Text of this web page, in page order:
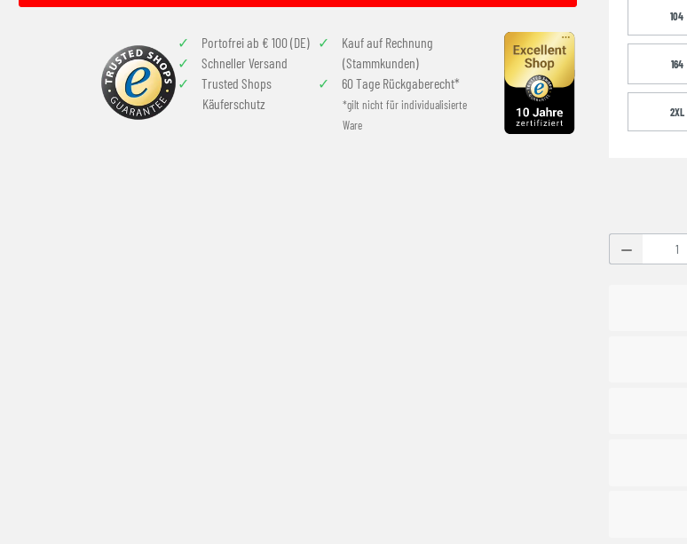
Portofrei ab € 100 (DE)
Schneller Versand
Trusted Shops
Käuferschutz
Kauf auf Rechnung
(Stammkunden)
60 Tage Rückgaberecht*
*gilt nicht für individualisierte
Ware
104
164
2XL
Produkt